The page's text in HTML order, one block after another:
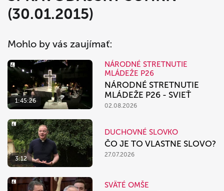
(30.01.2015)
Mohlo by vás zaujímať:
1:45:26
NÁRODNÉ STRETNUTIE
MLÁDEŽE P26
NÁRODNÉ STRETNUTIE
MLÁDEŽE P26 - SVIEŤ
02.08.2026
3:12
DUCHOVNÉ SLOVKO
ČO JE TO VLASTNE SLOVO?
27.07.2026
SVÄTÉ OMŠE